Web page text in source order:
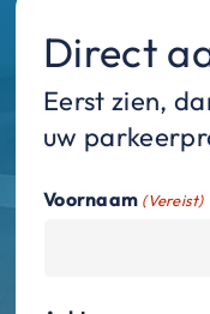
Direct
Eerst zien,
uw
Voornaam (Vereist)